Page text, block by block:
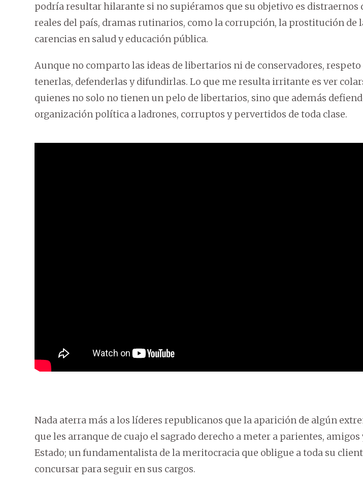
podría resultar hilarante si no supiéramos que su objetivo es distraernos
reales del país, dramas rutinarios, como la corrupción, la prostitución de
carencias en salud y educación pública.
Aunque no comparto las ideas de libertarios ni de conservadores, respeto
tenerlas, defenderlas y difundirlas. Lo que me resulta irritante es ver
quienes no solo no tienen un pelo de libertarios, sino que además
organización política a ladrones, corruptos y pervertidos de toda clase.
Nada aterra más a los líderes republicanos que la aparición de algún
que les arranque de cuajo el sagrado derecho a meter a parientes,
Estado; un fundamentalista de la meritocracia que obligue a toda su
concursar para seguir en sus cargos.